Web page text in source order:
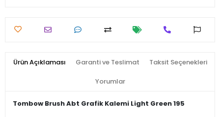
Ürün Açıklaması Garanti ve Teslimat Taksit Seçenekleri
Yorumlar
Tombow Brush Abt Grafik Kalemi Light Green 195